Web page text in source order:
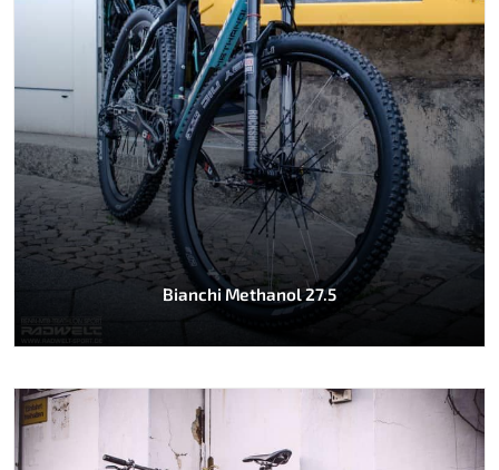
Bianchi Methanol 27.5